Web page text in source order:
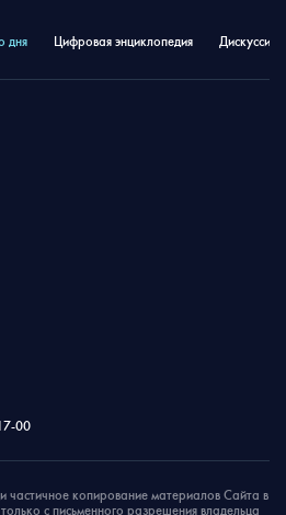
дня Цифровая энциклопедия
00
копирование материалов Сайта в
с письменного разрешения владельца